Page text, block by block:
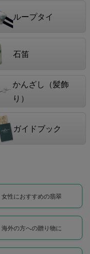
ループタイ
石笛
かんざし（髪飾
り）
ガイドブック
女性におすすめの翡翠
海外の方への贈り物に